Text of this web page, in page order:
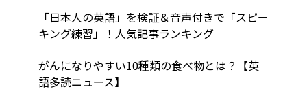
「日本人の英語」を検証＆音声付きで「スピー
キング練習」！人気記事ランキング
がんになりやすい10種類の食べ物とは？【英
語多読ニュース】